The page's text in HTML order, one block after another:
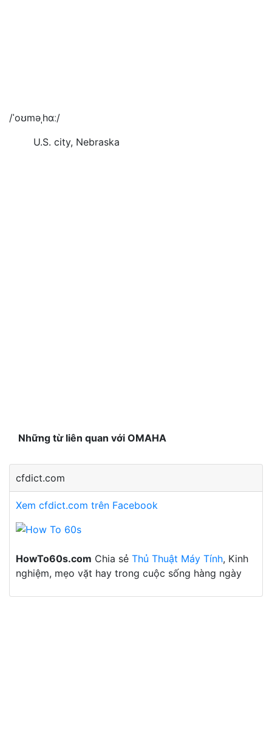
/ˈoʊməˌhɑː/
U.S. city, Nebraska
Những từ liên quan với OMAHA
cfdict.com
Xem cfdict.com trên Facebook
HowTo60s.com Chia sẻ Thủ Thuật Máy Tính, Kinh
nghiệm, mẹo vặt hay trong cuộc sống hàng ngày